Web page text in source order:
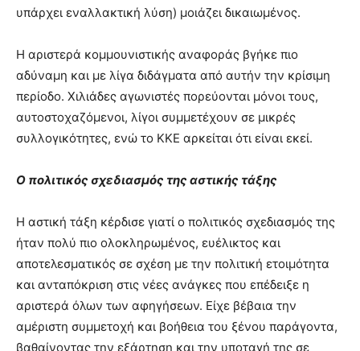
υπάρχει εναλλακτική λύση) μοιάζει δικαιωμένος.
Η αριστερά κομμουνιστικής αναφοράς βγήκε πιο
αδύναμη και με λίγα διδάγματα από αυτήν την κρίσιμη
περίοδο. Χιλιάδες αγωνιστές πορεύονται μόνοι τους,
αυτοστοχαζόμενοι, λίγοι συμμετέχουν σε μικρές
συλλογικότητες, ενώ το ΚΚΕ αρκείται ότι είναι εκεί.
Ο πολιτικός σχεδιασμός της αστικής τάξης
Η αστική τάξη κέρδισε γιατί ο πολιτικός σχεδιασμός της
ήταν πολύ πιο ολοκληρωμένος, ευέλικτος και
αποτελεσματικός σε σχέση με την πολιτική ετοιμότητα
και ανταπόκριση στις νέες ανάγκες που επέδειξε η
αριστερά όλων των αφηγήσεων. Είχε βέβαια την
αμέριστη συμμετοχή και βοήθεια του ξένου παράγοντα,
βαθαίνοντας την εξάρτηση και την υποταγή της σε